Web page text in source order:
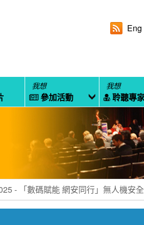
Eng
我想
參加活動
我想
聆聽專
- 「數碼賦能 網安同行」無人機安